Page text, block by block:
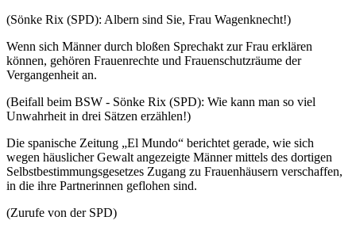
(Sönke Rix (SPD): Albern sind Sie, Frau Wagenknecht!)
Wenn sich Männer durch bloßen Sprechakt zur Frau erklären
können, gehören Frauenrechte und Frauenschutzräume der
Vergangenheit an.
(Beifall beim BSW - Sönke Rix (SPD): Wie kann man so viel
Unwahrheit in drei Sätzen erzählen!)
Die spanische Zeitung „El Mundo“ berichtet gerade, wie sich
wegen häuslicher Gewalt angezeigte Männer mittels des dortigen
Selbstbestimmungsgesetzes Zugang zu Frauenhäusern verschaffen,
in die ihre Partnerinnen geflohen sind.
(Zurufe von der SPD)